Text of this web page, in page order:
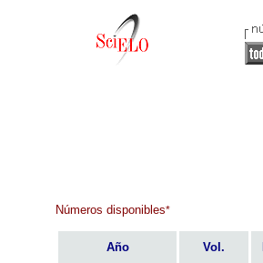
Números disponibles*
Año Vol.